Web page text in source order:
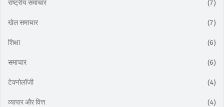
राष्ट्रीय समाचार (7)
खेल समाचार (7)
शिक्षा (6)
समाचार (6)
टेक्नोलॉजी (4)
व्यापार और वित्त (4)